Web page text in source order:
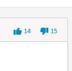
14 15